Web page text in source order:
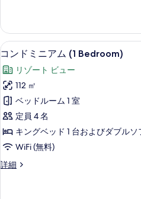
を
表
示
す
る
ド
ル
ー
ム
(C203)
の
す
べ
て
の
ニ
ア
ム
ベ
ッ
ド
ル
ー
ム
(C203)
の
詳
細
コ
ン
ド
ミ
ニ
ア
ム
(1
Bedroom)
12
コンドミニアム (1 Bedroom)
リゾート ビュー
112 ㎡
ベッドルーム 1 室
定員 4 名
キングベッド 1 台およびダブルソ
WiFi (無料)
詳細
コ